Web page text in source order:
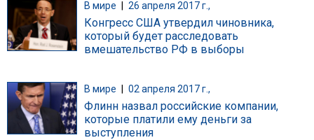
В мире | 26 апреля 2017 г.,
Конгресс США утвердил чиновника,
который будет расследовать
вмешательство РФ в выборы
В мире 02 апреля 2017 г.,
Флинн назвал российские компании,
которые платили ему деньги за
выступления